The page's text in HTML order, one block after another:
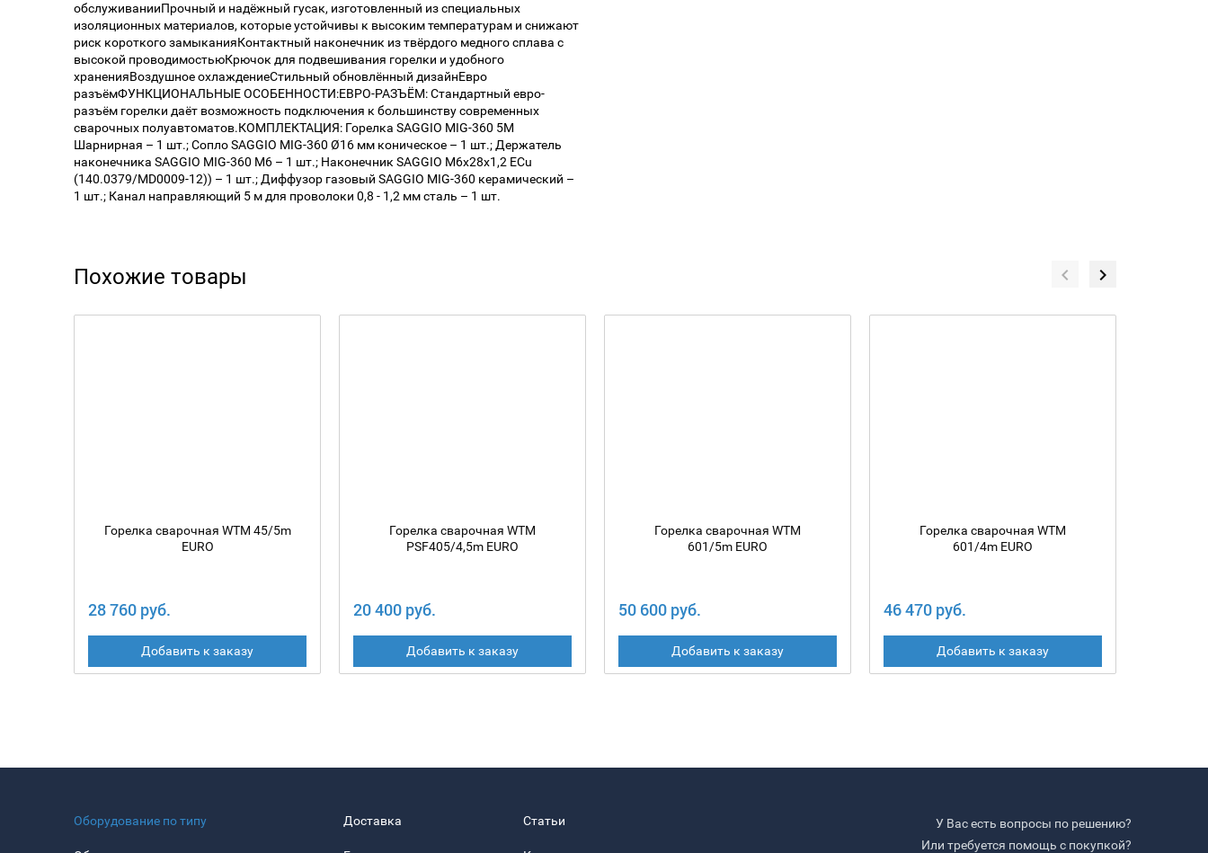
обслуживанииПрочный и надёжный гусак, изготовленный из специальных
изоляционных материалов, которые устойчивы к высоким температурам и снижают
риск короткого замыканияКонтактный наконечник из твёрдого медного сплава с
высокой проводимостьюКрючок для подвешивания горелки и удобного
храненияВоздушное охлаждениеСтильный обновлённый дизайнЕвро
разъёмФУНКЦИОНАЛЬНЫЕ ОСОБЕННОСТИ:ЕВРО-РАЗЪЁМ: Стандартный евро-
разъём горелки даёт возможность подключения к большинству современных
сварочных полуавтоматов.КОМПЛЕКТАЦИЯ: Горелка SAGGIO MIG-360 5М
Шарнирная – 1 шт.; Сопло SAGGIO MIG-360 Ø16 мм коническое – 1 шт.; Держатель
наконечника SAGGIO MIG-360 M6 – 1 шт.; Наконечник SAGGIO M6х28х1,2 EСu
(140.0379/MD0009-12)) – 1 шт.; Диффузор газовый SAGGIO MIG-360 керамический –
1 шт.; Канал направляющий 5 м для проволоки 0,8 - 1,2 мм сталь – 1 шт.
Похожие товары
Горелка сварочная WTM 45/5m
EURO
28 760 руб.
Добавить к заказу
Горелка сварочная WTM
PSF405/4,5m EURO
20 400 руб.
Добавить к заказу
Горелка сварочная WTM
601/5m EURO
50 600 руб.
Добавить к заказу
Горелка сварочная WTM
601/4m EURO
46 470 руб.
Добавить к заказу
Оборудование по типу Доставка Статьи
У Вас есть вопросы по решению?
Или требуется помощь с покупкой?